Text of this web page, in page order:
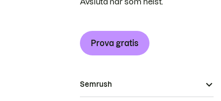
Prova gratis
Semrush